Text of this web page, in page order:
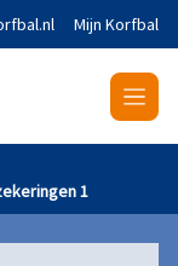
Mijn Korfbal
1